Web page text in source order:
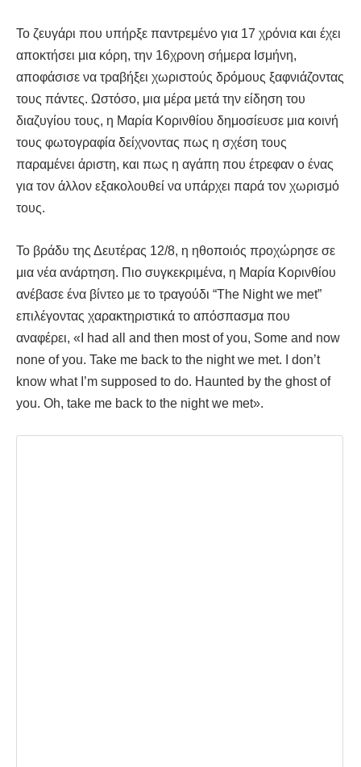
Το ζευγάρι που υπήρξε παντρεμένο για 17 χρόνια και έχει
αποκτήσει μια κόρη, την 16χρονη σήμερα Ισμήνη,
αποφάσισε να τραβήξει χωριστούς δρόμους ξαφνιάζοντας
τους πάντες. Ωστόσο, μια μέρα μετά την είδηση του
διαζυγίου τους, η Μαρία Κορινθίου δημοσίευσε μια κοινή
τους φωτογραφία δείχνοντας πως η σχέση τους
παραμένει άριστη, και πως η αγάπη που έτρεφαν ο ένας
για τον άλλον εξακολουθεί να υπάρχει παρά τον χωρισμό
τους.
Το βράδυ της Δευτέρας 12/8, η ηθοποιός προχώρησε σε
μια νέα ανάρτηση. Πιο συγκεκριμένα, η Μαρία Κορινθίου
ανέβασε ένα βίντεο με το τραγούδι “Τhe Night we met”
επιλέγοντας χαρακτηριστικά το απόσπασμα που
αναφέρει, «I had all and then most of you, Some and now
none of you. Take me back to the night we met. I don’t
know what I’m supposed to do. Haunted by the ghost of
you. Oh, take me back to the night we met».